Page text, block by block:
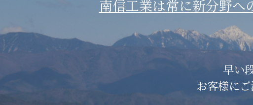
南信工業は常に新分野へ
早い
お客様に